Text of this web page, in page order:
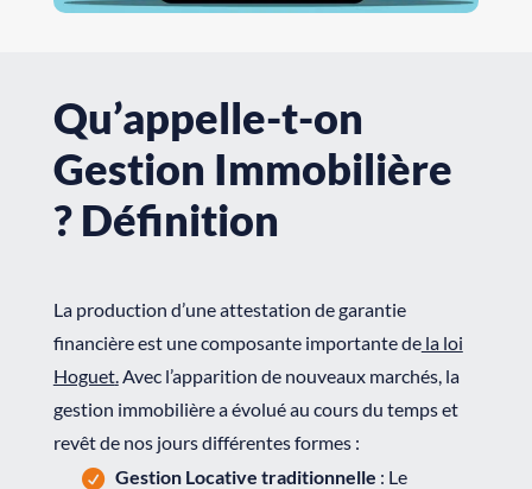
Qu’appelle-t-on
Gestion Immobilière
? Définition
La production d’une attestation de garantie
financière est une composante importante dela loi
Hoguet. Avec l’apparition de nouveaux marchés, la
gestion immobilière a évolué au cours du temps et
revêt de nos jours différentes formes :
Gestion Locative traditionnelle : Le